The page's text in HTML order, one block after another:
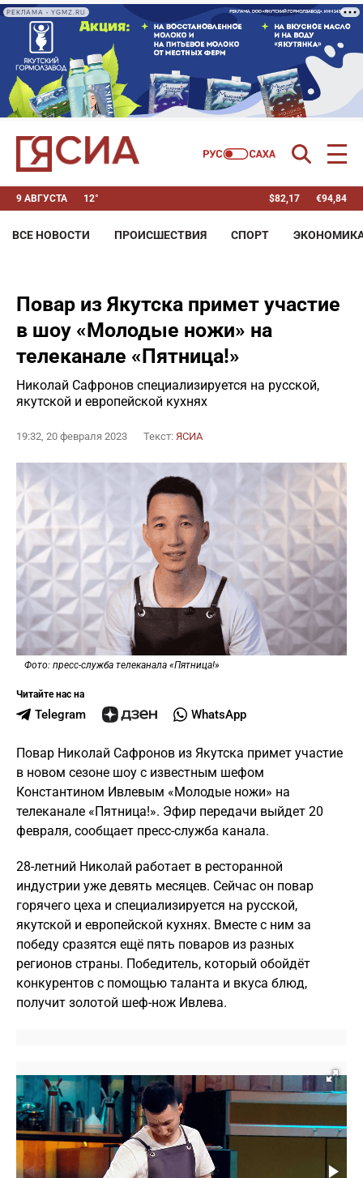
РЕКЛАМА • YGMZ.RU
9 АВГУСТА 12° $82,17 €94,84
ВСЕ НОВОСТИ ПРОИСШЕСТВИЯ СПОРТ
Повар из Якутска примет участие
в шоу «Молодые ножи» на
телеканале «Пятница!»
Николай Сафронов специализируется на русской,
якутской и европейской кухнях
19:32, 20 февраля 2023 Текст: ЯСИА
Фото: пресс-служба телеканала «Пятница!»
Читайте нас на
Telegram WhatsApp
Повар Николай Сафронов из Якутска примет участие
в новом сезоне шоу с известным шефом
Константином Ивлевым «Молодые ножи» на
телеканале «Пятница!». Эфир передачи выйдет 20
февраля, сообщает пресс-служба канала.
28-летний Николай работает в ресторанной
индустрии уже девять месяцев. Сейчас он повар
горячего цеха и специализируется на русской,
якутской и европейской кухнях. Вместе с ним за
победу сразятся ещё пять поваров из разных
регионов страны. Победитель, который обойдёт
конкурентов с помощью таланта и вкуса блюд,
получит золотой шеф-нож Ивлева.